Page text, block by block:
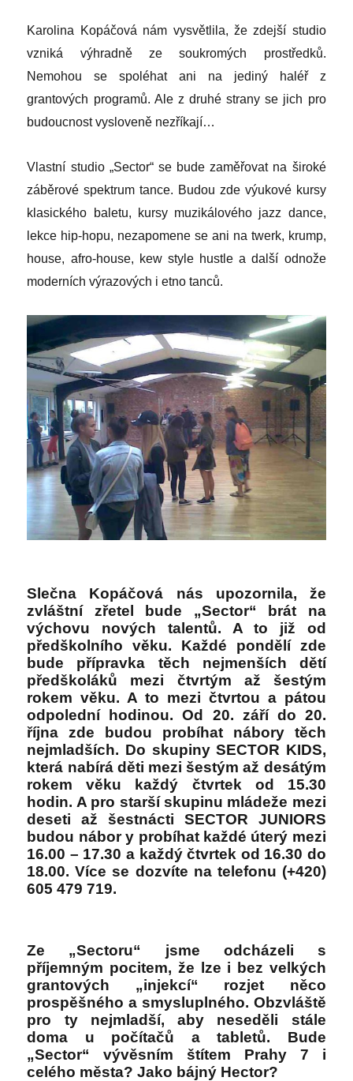
Karolina Kopáčová nám vysvětlila, že zdejší studio
vzniká výhradně ze soukromých prostředků.
Nemohou se spoléhat ani na jediný haléř z
grantových programů. Ale z druhé strany se jich pro
budoucnost vysloveně nezříkají…
Vlastní studio „Sector“ se bude zaměřovat na široké
záběrové spektrum tance. Budou zde výukové kursy
klasického baletu, kursy muzikálového jazz dance,
lekce hip-hopu, nezapomene se ani na twerk, krump,
house, afro-house, kew style hustle a další odnože
moderních výrazových i etno tanců.
Slečna Kopáčová nás upozornila, že
zvláštní zřetel bude „Sector“ brát na
výchovu nových talentů. A to již od
předškolního věku. Každé pondělí zde
bude přípravka těch nejmenších dětí
předškoláků mezi čtvrtým až šestým
rokem věku. A to mezi čtvrtou a pátou
odpolední hodinou. Od 20. září do 20.
října zde budou probíhat nábory těch
nejmladších. Do skupiny SECTOR KIDS,
která nabírá děti mezi šestým až desátým
rokem věku každý čtvrtek od 15.30
hodin. A pro starší skupinu mládeže mezi
deseti až šestnácti SECTOR JUNIORS
budou nábor y probíhat každé úterý mezi
16.00 – 17.30 a každý čtvrtek od 16.30 do
18.00. Více se dozvíte na telefonu (+420)
605 479 719.
Ze „Sectoru“ jsme odcházeli s
příjemným pocitem, že lze i bez velkých
grantových „injekcí“ rozjet něco
prospěšného a smysluplného. Obzvláště
pro ty nejmladší, aby neseděli stále
doma u počítačů a tabletů. Bude
„Sector“ vývěsním štítem Prahy 7 i
celého města? Jako bájný Hector?